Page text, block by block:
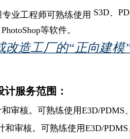
专业工程师可熟练使用 S3D、
PhotoShop等软件。
造工厂的“正向建
计服务范围：
审核。可熟练使用E3D/PDMS
和审核。可熟练使用E3D/